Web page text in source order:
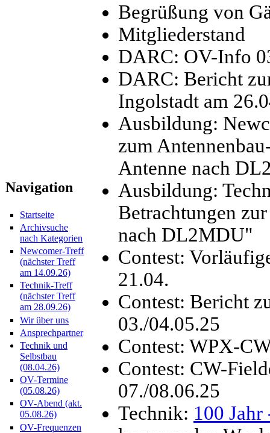
Navigation
Startseite
Archivsuche
nach Kategorien
Newcomer-Treff
(nächster Treff
am 14.09.26)
Technik-Treff
(nächster Treff
am 28.09.26)
Wir über uns
Ansprechpartner
Technik und
Selbstbau
(08.04.26)
OV-Termine
(05.08.26)
OV-Abend (akt.
05.08.26)
OV-Frequenzen
Begrüßung von
Mitgliederstand
DARC: OV-Info
DARC: Bericht
Ingolstadt am
Ausbildung:
zum
Antenne nach
Ausbildung:
Betrachtungen
nach DL2MDU"
Contest:
21.04.
Contest: Bericht
03./04.05.25
Contest: WPX-
Contest: CW-
07./08.06.25
Technik: 100 Jahr